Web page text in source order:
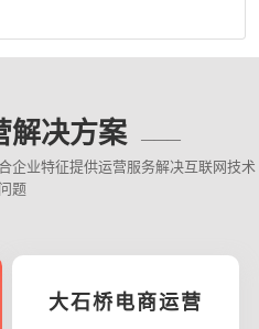
解决方案
企业特征提供运营服务解决互联网技术
问题
大石桥电商运营